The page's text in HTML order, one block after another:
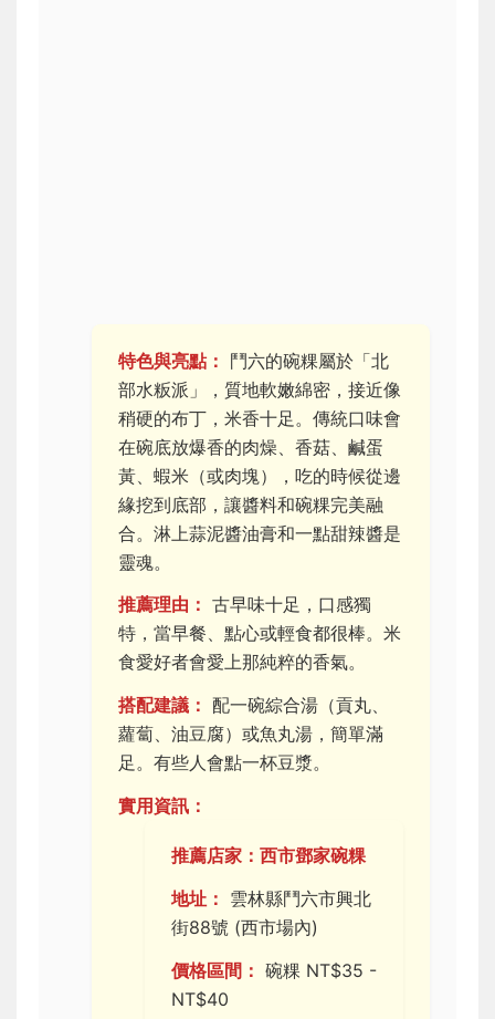
特色與亮點： 鬥六的碗粿屬於「北
部水粄派」，質地軟嫩綿密，接近像
稍硬的布丁，米香十足。傳統口味會
在碗底放爆香的肉燥、香菇、鹹蛋
黃、蝦米（或肉塊），吃的時候從邊
緣挖到底部，讓醬料和碗粿完美融
合。淋上蒜泥醬油膏和一點甜辣醬是
靈魂。
推薦理由： 古早味十足，口感獨
特，當早餐、點心或輕食都很棒。米
食愛好者會愛上那純粹的香氣。
搭配建議： 配一碗綜合湯（貢丸、
蘿蔔、油豆腐）或魚丸湯，簡單滿
足。有些人會點一杯豆漿。
實用資訊：
推薦店家：西市鄧家碗粿
地址： 雲林縣鬥六市興北
街88號 (西市場內)
價格區間： 碗粿 NT$35 -
NT$40